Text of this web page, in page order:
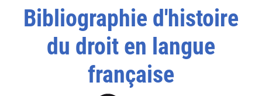
Bibliographie d'histoire
du droit en langue
française